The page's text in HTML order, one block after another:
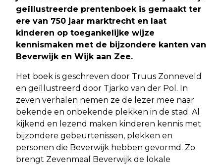
geïllustreerde prentenboek is gemaakt ter
ere van 750 jaar marktrecht en laat
kinderen op toegankelijke wijze
kennismaken met de bijzondere kanten van
Beverwijk en Wijk aan Zee.
Het boek is geschreven door Truus Zonneveld
en geïllustreerd door Tjarko van der Pol. In
zeven verhalen nemen ze de lezer mee naar
bekende en onbekende plekken in de stad. Al
kijkend en lezend maken kinderen kennis met
bijzondere gebeurtenissen, plekken en
personen die Beverwijk hebben gevormd. Zo
brengt Zevenmaal Beverwijk de lokale